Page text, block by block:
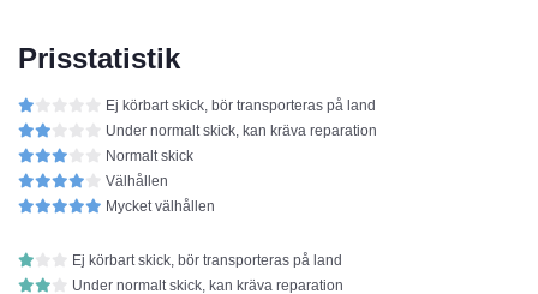
Prisstatistik
Ej körbart skick, bör transporteras på land
Under normalt skick, kan kräva reparation
Normalt skick
Välhållen
Mycket välhållen
Ej körbart skick, bör transporteras på land
Under normalt skick, kan kräva reparation